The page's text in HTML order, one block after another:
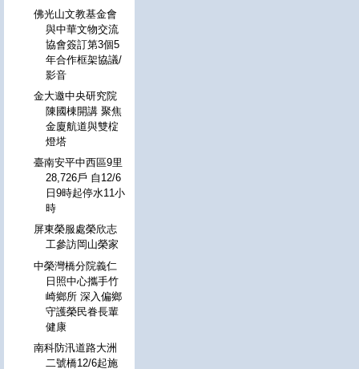
佛光山文教基金會
與中華文物交流
協會簽訂第3個5
年合作框架協議/
影音
金大邀中央研究院
陳國棟開講 聚焦
金廈航道與雙椗
燈塔
臺南安平中西區9里
28,726戶 自12/6
日9時起停水11小
時
屏東榮服處榮欣志
工參訪岡山榮家
中榮灣橋分院義仁
日照中心攜手竹
崎鄉所 深入偏鄉
守護榮民眷長輩
健康
南科防汛道路大洲
二號橋12/6起施